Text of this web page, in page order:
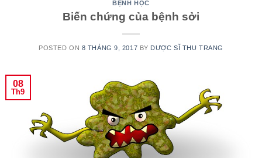
BỆNH HỌC
Biến chứng của bệnh sởi
POSTED ON 8 THÁNG 9, 2017 BY DƯỢC SĨ THU TRANG
08
Th9